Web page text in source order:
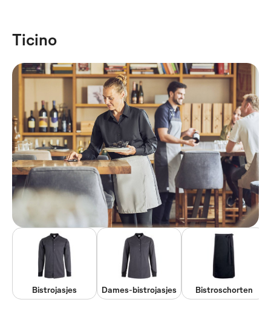
Ticino
Bistrojasjes Dames-bistrojasjes Bistroschorten